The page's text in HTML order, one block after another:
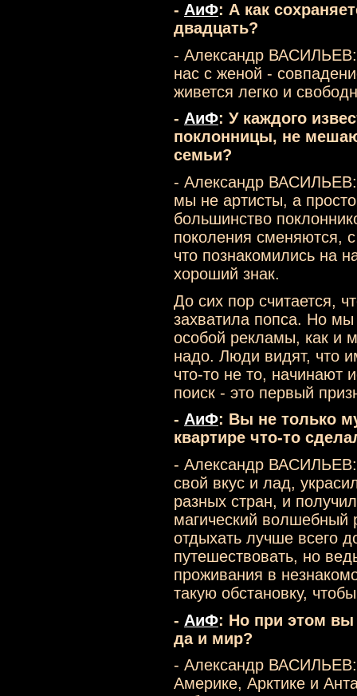
- АиФ: А как
двадцать?
- Александр ВАСИЛЬЕВ:
нас с женой -
живется легко и
- АиФ: У каждого
поклонницы, не
семьи?
- Александр ВАСИЛЬЕВ:
мы не артисты, а
большинство
поколения сменяются,
что познакомились на
хороший знак.
До сих пор считается,
захватила попса. Но
особой рекламы, как и
надо. Люди видят, что
что-то не то, начинают
поиск - это первый
- АиФ: Вы не только
квартире что-то
- Александр
свой вкус и лад,
разных стран, и
магический волшебный
отдыхать лучше всего
путешествовать, но
проживания в
такую обстановку,
- АиФ: Но при этом
да и мир?
- Александр
Америке, Арктике и